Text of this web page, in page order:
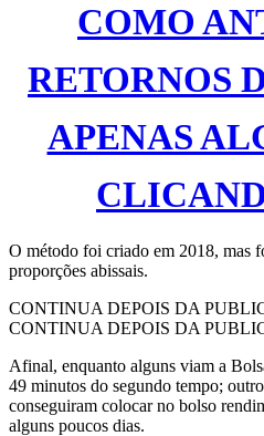
COMO
RETORNOS
APENAS
O método foi criado em 2018, mas
proporções abissais.
CONTINUA DEPOIS DA
CONTINUA DEPOIS DA
Afinal, enquanto alguns viam a
49 minutos do segundo tempo;
conseguiram colocar no bolso
alguns poucos dias.